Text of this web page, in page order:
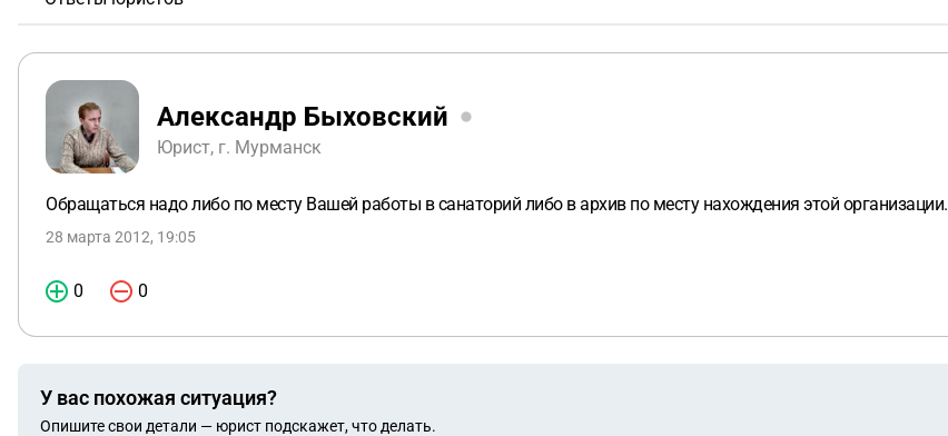
Александр Быховский
Юрист, г. Мурманск
Обращаться надо либо по месту Вашей работы в санаторий либо в архив по месту нахождения этой организации.
28 марта 2012, 19:05
0 0
У вас похожая ситуация?
Опишите свои детали — юрист подскажет, что делать.